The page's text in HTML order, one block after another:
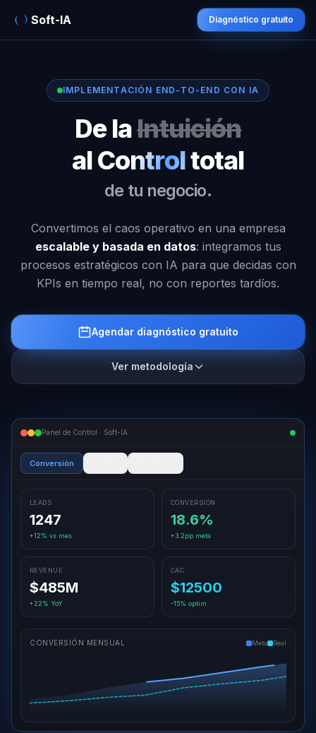
Soft-IA Diagnóstico gratuito
IMPLEMENTACIÓN END-TO-END CON IA
De laIntuición
alControltotal
de tu negocio.
Convertimos el caos operativo en una empresa
escalable y basada en datos: integramos tus
procesos estratégicos con IA para que decidas con
KPIs en tiempo real, no con reportes tardíos.
Agendar diagnóstico gratuito
Ver metodología
Panel de Control · Soft-IA
Conversión
LEADS
1247
+12% vs mes
CONVERSIÓN
18.6%
+3.2pp meta
REVENUE
$485M
+22% YoY
CAC
$12500
-15% optim
CONVERSIÓN MENSUAL Meta Real